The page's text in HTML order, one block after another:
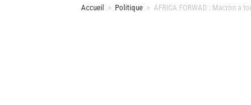
Accueil > Politique > AFRICA FORWAD : Macron a